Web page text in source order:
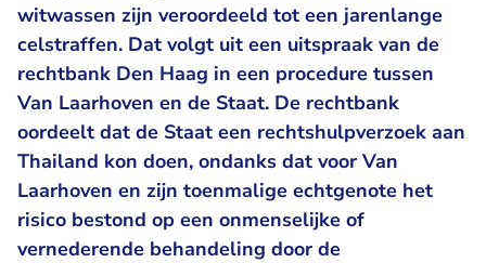
witwassen zijn veroordeeld tot een jarenlange
celstraffen. Dat volgt uit een uitspraak van de
rechtbank Den Haag in een procedure tussen
Van Laarhoven en de Staat. De rechtbank
oordeelt dat de Staat een rechtshulpverzoek aan
Thailand kon doen, ondanks dat voor Van
Laarhoven en zijn toenmalige echtgenote het
risico bestond op een onmenselijke of
vernederende behandeling door de